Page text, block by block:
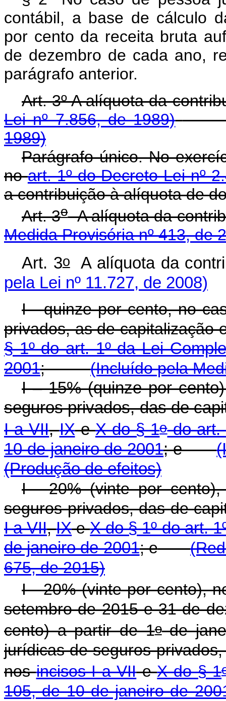
contábil, a base de cálculo
por cento da receita bruta
de dezembro de cada ano,
parágrafo anterior.
Art. 3º A alíquota da
Lei nº 7.856, de 1989)
1989)
Parágrafo único. No
noart. 1º do Decreto-Lei nº
a contribuição à alíquota de
Art. 3oA alíquota da
Medida Provisória nº 413, de
Art. 3oA alíquota da
pela Lei nº 11.727, de 2008)
I - quinze por cento, no
privados, as de
§ 1º do art. 1º da Lei
2001;(Incluído pela
I – 15% (quinze por
seguros privados, das de
I a VII,IXeX do § 1odo art.
10 de janeiro de 2001; e
(Produção de efeitos)
I - 20% (vinte por
seguros privados, das de
I a VII,IXeX do § 1º do art.
de janeiro de 2001; e
675, de 2015)
I - 20% (vinte por cento),
setembro de 2015 e 31 de
cento) a partir de 1ode
jurídicas de seguros
nosincisos I a VIIeX do § 1
105, de 10 de janeiro de